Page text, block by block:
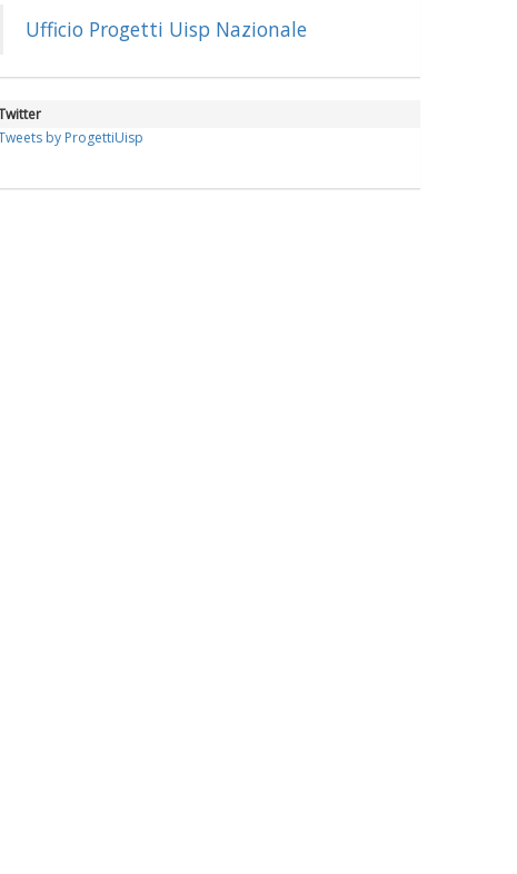
Ufficio Progetti Uisp Nazionale
by ProgettiUisp